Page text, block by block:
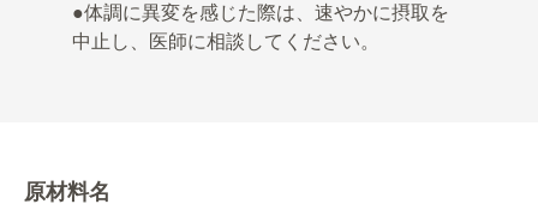
●体調に異変を感じた際は、速やかに摂取を
中止し、医師に相談してください。
原材料名